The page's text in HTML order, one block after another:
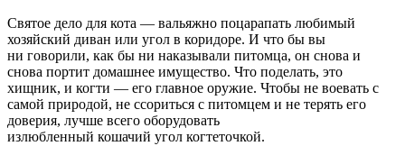
Святое дело для кота — вальяжно поцарапать любимый
хозяйский диван или угол в коридоре. И что бы вы
ни говорили, как бы ни наказывали питомца, он снова и
снова портит домашнее имущество. Что поделать, это
хищник, и когти — его главное оружие. Чтобы не воевать с
самой природой, не ссориться с питомцем и не терять его
доверия, лучше всего оборудовать
излюбленный кошачий угол когтеточкой.